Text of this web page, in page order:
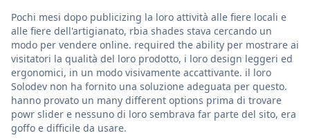
Pochi mesi dopo publicizing la loro attività alle fiere locali e
alle fiere dell'artigianato, rbia shades stava cercando un
modo per vendere online. required the ability per mostrare ai
visitatori la qualità del loro prodotto, i loro design leggeri ed
ergonomici, in un modo visivamente accattivante. il loro
Solodev non ha fornito una soluzione adeguata per questo.
hanno provato un many different options prima di trovare
powr slider e nessuno di loro sembrava far parte del sito, era
goffo e difficile da usare.